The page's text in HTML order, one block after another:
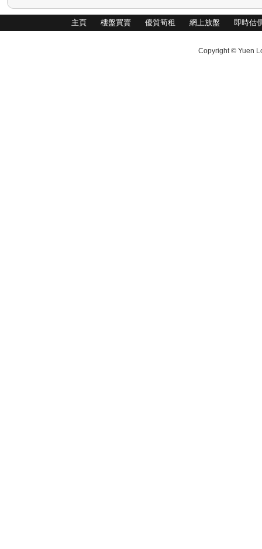
主頁 樓盤買賣 優質筍租 網上放盤 即時估
Copyright © Yuen